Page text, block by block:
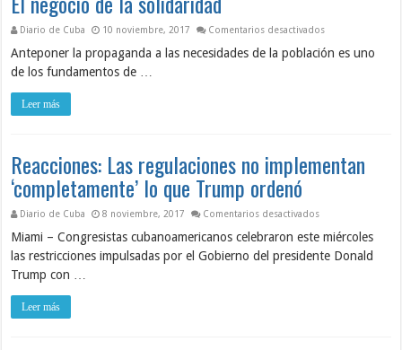
Diario de Cuba 10 noviembre, 2017 Comentarios desactivadosen El negocio
Anteponer la propaganda a las necesidades de la población es uno
de los fundamentos de …
Leer más
Reacciones: Las regulaciones no implementan
‘completamente’ lo que Trump ordenó
Diario de Cuba 8 noviembre, 2017 Comentarios desactivadosen Reacciones:
Miami – Congresistas cubanoamericanos celebraron este miércoles
las restricciones impulsadas por el Gobierno del presidente Donald
Trump con …
Leer más